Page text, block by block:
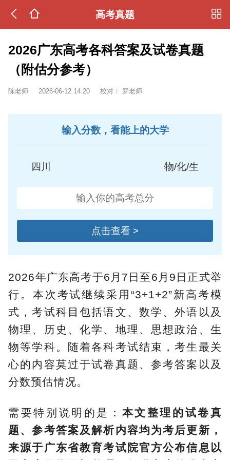
高考真题
2026广东高考各科答案及试卷真题
（附估分参考）
陈老师 2026-06-12 14:20 校对： 罗老师
输入分数，看能上的大学
四川 物/化/生
点击查看 >
2026年广东高考于6月7日至6月9日正式举
行。本次考试继续采用“3+1+2”新高考模
式，考试科目包括语文、数学、外语以及
物理、历史、化学、地理、思想政治、生
物等学科。随着各科考试结束，考生最关
心的内容莫过于试卷真题、参考答案以及
分数预估情况。
需要特别说明的是： 本文整理的试卷真
题、参考答案及解析内容均为考后更新，
来源于广东省教育考试院官方公布信息以